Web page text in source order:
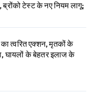
टेस्ट के नए नियम लागू;
का त्वरित एक्शन, मृतकों के
घायलों के बेहतर इलाज के